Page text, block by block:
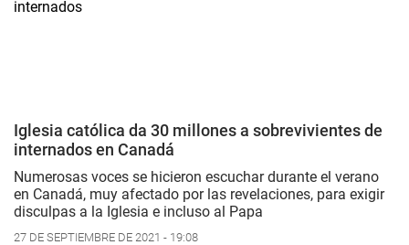
Iglesia católica da 30 millones a sobrevivientes de
internados en Canadá
Numerosas voces se hicieron escuchar durante el verano
en Canadá, muy afectado por las revelaciones, para exigir
disculpas a la Iglesia e incluso al Papa
27 DE SEPTIEMBRE DE 2021 - 19:08